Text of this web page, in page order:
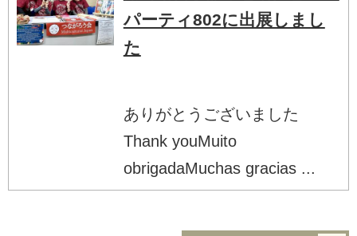
パーティ802に出展しまし
た
ありがとうございました
Thank youMuito
obrigadaMuchas gracias ...